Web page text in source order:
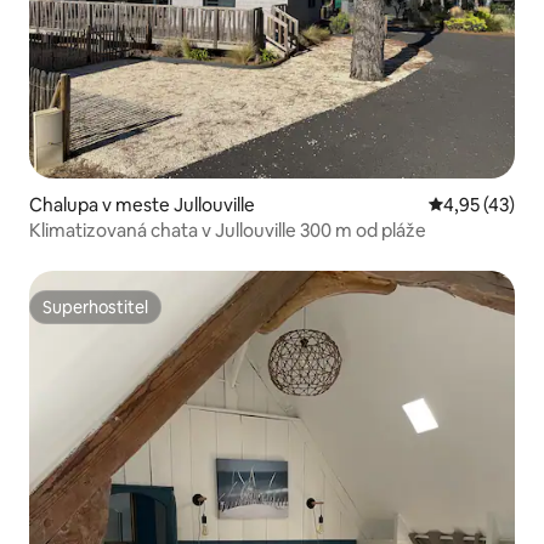
Chalupa v meste Jullouville Priemerné
4,95 (43)
Klimatizovaná chata v Jullouville 300 m od pláže
Superhostiteľ
Superhostiteľ